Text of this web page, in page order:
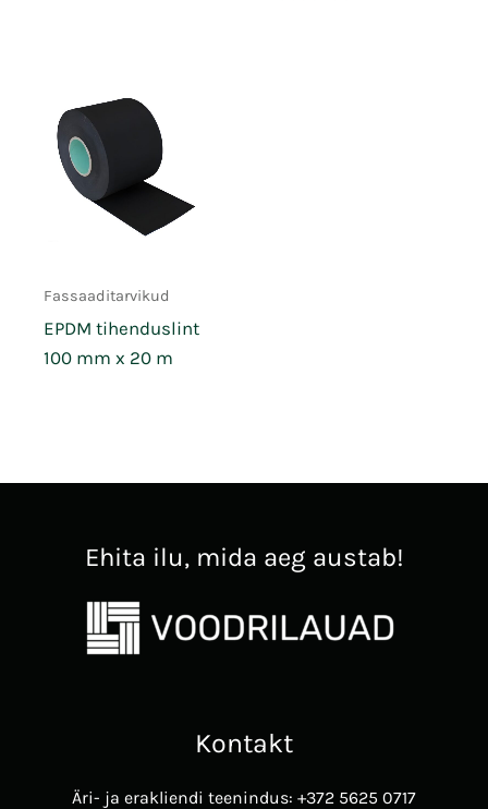
Fassaaditarvikud
EPDM tihenduslint
100 mm x 20 m
Ehita ilu, mida aeg austab!
Kontakt
Äri- ja erakliendi teenindus: +372 5625 0717